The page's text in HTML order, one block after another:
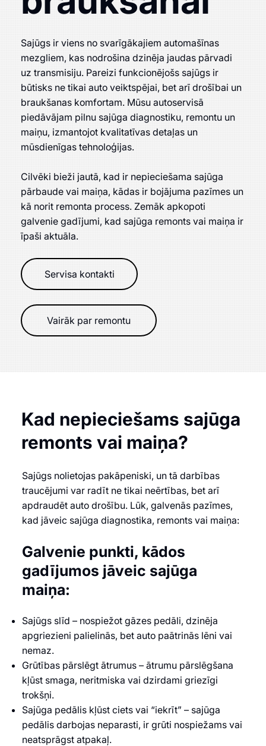
Sajūgs ir viens no svarīgākajiem automašīnas
mezgliem, kas nodrošina dzinēja jaudas pārvadi
uz transmisiju. Pareizi funkcionējošs sajūgs ir
būtisks ne tikai auto veiktspējai, bet arī drošībai un
braukšanas komfortam. Mūsu autoservisā
piedāvājam pilnu sajūga diagnostiku, remontu un
maiņu, izmantojot kvalitatīvas detaļas un
mūsdienīgas tehnoloģijas.
Cilvēki bieži jautā, kad ir nepieciešama sajūga
pārbaude vai maiņa, kādas ir bojājuma pazīmes un
kā norit remonta process. Zemāk apkopoti
galvenie gadījumi, kad sajūga remonts vai maiņa ir
īpaši aktuāla.
Servisa kontakti
Vairāk par remontu
Kad nepieciešams sajūga
remonts vai maiņa?
Sajūgs nolietojas pakāpeniski, un tā darbības
traucējumi var radīt ne tikai neērtības, bet arī
apdraudēt auto drošību. Lūk, galvenās pazīmes,
kad jāveic sajūga diagnostika, remonts vai maiņa:
Galvenie punkti, kādos
gadījumos jāveic sajūga
maiņa:
Sajūgs slīd – nospiežot gāzes pedāli, dzinēja
apgriezieni palielinās, bet auto paātrinās lēni vai
nemaz.
Grūtības pārslēgt ātrumus – ātrumu pārslēgšana
kļūst smaga, neritmiska vai dzirdami griezīgi
trokšņi.
Sajūga pedālis kļūst ciets vai “iekrīt” – sajūga
pedālis darbojas neparasti, ir grūti nospiežams vai
neatsprāgst atpakaļ.